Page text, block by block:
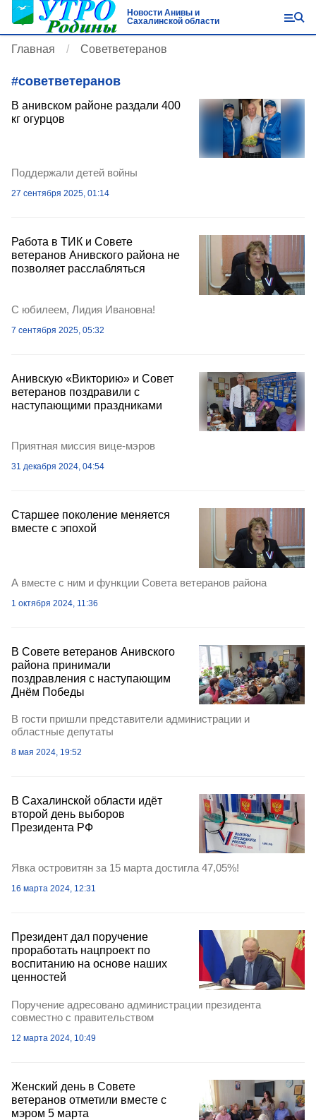
Новости Анивы и
Сахалинской области
Главная Советветеранов
#советветеранов
В анивском районе раздали 400
кг огурцов
Поддержали детей войны
27 сентября 2025, 01:14
Работа в ТИК и Совете
ветеранов Анивского района не
позволяет расслабляться
С юбилеем, Лидия Ивановна!
7 сентября 2025, 05:32
Анивскую «Викторию» и Совет
ветеранов поздравили с
наступающими праздниками
Приятная миссия вице-мэров
31 декабря 2024, 04:54
Старшее поколение меняется
вместе с эпохой
А вместе с ним и функции Совета ветеранов района
1 октября 2024, 11:36
В Совете ветеранов Анивского
района принимали
поздравления с наступающим
Днём Победы
В гости пришли представители администрации и
областные депутаты
8 мая 2024, 19:52
В Сахалинской области идёт
второй день выборов
Президента РФ
Явка островитян за 15 марта достигла 47,05%!
16 марта 2024, 12:31
Президент дал поручение
проработать нацпроект по
воспитанию на основе наших
ценностей
Поручение адресовано администрации президента
совместно с правительством
12 марта 2024, 10:49
Женский день в Совете
ветеранов отметили вместе с
мэром 5 марта